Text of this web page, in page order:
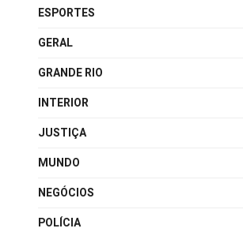
ESPORTES
GERAL
GRANDE RIO
INTERIOR
JUSTIÇA
MUNDO
NEGÓCIOS
POLÍCIA